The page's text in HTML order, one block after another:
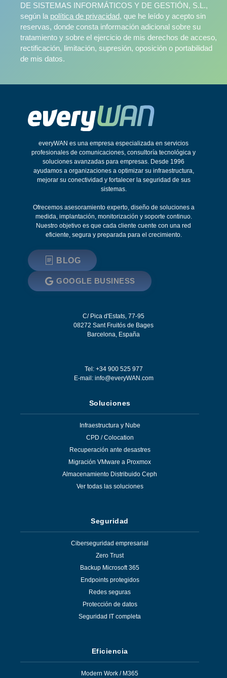
DE SISTEMAS INFORMÁTICOS Y DE GESTIÓN, S.L.,
según la política de privacidad, que he leído y acepto sin
reservas, donde consta información adicional sobre su
tratamiento y sobre el ejercicio de mis derechos de acceso,
rectificación, limitación, supresión, oposición o portabilidad
de mis datos.
everyWAN es una empresa especializada en servicios
profesionales de comunicaciones, consultoría tecnológica y
soluciones avanzadas para empresas. Desde 1996
ayudamos a organizaciones a optimizar su infraestructura,
mejorar su conectividad y fortalecer la seguridad de sus
sistemas.
Ofrecemos asesoramiento experto, diseño de soluciones a
medida, implantación, monitorización y soporte continuo.
Nuestro objetivo es que cada cliente cuente con una red
eficiente, segura y preparada para el crecimiento.
BLOG
GOOGLE BUSINESS
C/ Pica d'Estats, 77-95
08272 Sant Fruitós de Bages
Barcelona, España
Tel: +34 900 525 977
E-mail: info@everyWAN.com
Soluciones
Infraestructura y Nube
CPD / Colocation
Recuperación ante desastres
Migración VMware a Proxmox
Almacenamiento Distribuido Ceph
Ver todas las soluciones
Seguridad
Ciberseguridad empresarial
Zero Trust
Backup Microsoft 365
Endpoints protegidos
Redes seguras
Protección de datos
Seguridad IT completa
Eficiencia
Modern Work / M365